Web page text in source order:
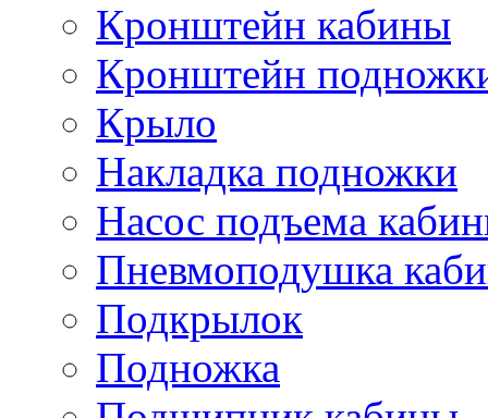
Кронштейн кабины
Кронштейн
Крыло
Накладка подножки
Насос подъема
Пневмоподушка
Подкрылок
Подножка